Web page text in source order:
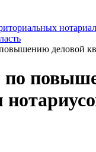
деловой